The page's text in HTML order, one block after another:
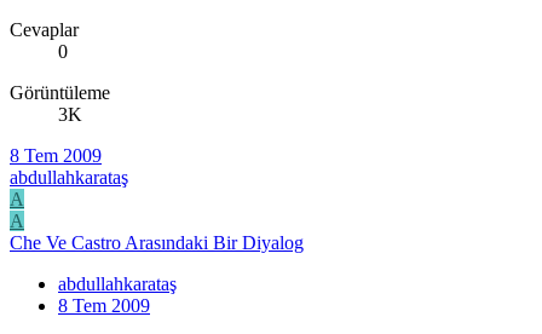
Cevaplar
0
Görüntüleme
3K
8 Tem 2009
abdullahkarataş
A
A
Che Ve Castro Arasındaki Bir Diyalog
abdullahkarataş
8 Tem 2009